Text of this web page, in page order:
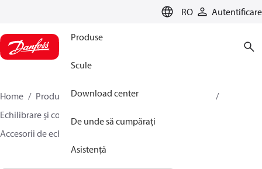
RO Autentificare
Produse
Scule
Download center
De unde să cumpărați
Asistență
Home Produse
Climate Solutions pentru încălzire
Echilibrare și control hidraulic
Accesorii de echilibrare statică